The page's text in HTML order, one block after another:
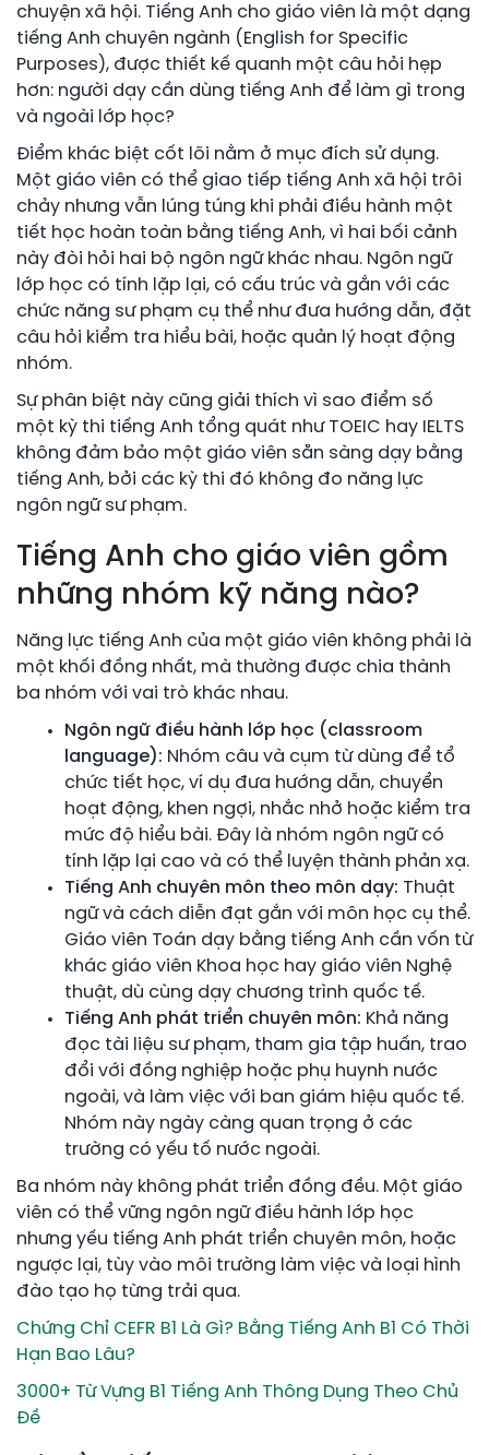
chuyện xã hội. Tiếng Anh cho giáo viên là một dạng
tiếng Anh chuyên ngành (English for Specific
Purposes), được thiết kế quanh một câu hỏi hẹp
hơn: người dạy cần dùng tiếng Anh để làm gì trong
và ngoài lớp học?
Điểm khác biệt cốt lõi nằm ở mục đích sử dụng.
Một giáo viên có thể giao tiếp tiếng Anh xã hội trôi
chảy nhưng vẫn lúng túng khi phải điều hành một
tiết học hoàn toàn bằng tiếng Anh, vì hai bối cảnh
này đòi hỏi hai bộ ngôn ngữ khác nhau. Ngôn ngữ
lớp học có tính lặp lại, có cấu trúc và gắn với các
chức năng sư phạm cụ thể như đưa hướng dẫn, đặt
câu hỏi kiểm tra hiểu bài, hoặc quản lý hoạt động
nhóm.
Sự phân biệt này cũng giải thích vì sao điểm số
một kỳ thi tiếng Anh tổng quát như TOEIC hay IELTS
không đảm bảo một giáo viên sẵn sàng dạy bằng
tiếng Anh, bởi các kỳ thi đó không đo năng lực
ngôn ngữ sư phạm.
Tiếng Anh cho giáo viên gồm
những nhóm kỹ năng nào?
Năng lực tiếng Anh của một giáo viên không phải là
một khối đồng nhất, mà thường được chia thành
ba nhóm với vai trò khác nhau.
Ngôn ngữ điều hành lớp học (classroom
language): Nhóm câu và cụm từ dùng để tổ
chức tiết học, ví dụ đưa hướng dẫn, chuyển
hoạt động, khen ngợi, nhắc nhở hoặc kiểm tra
mức độ hiểu bài. Đây là nhóm ngôn ngữ có
tính lặp lại cao và có thể luyện thành phản xạ.
Tiếng Anh chuyên môn theo môn dạy: Thuật
ngữ và cách diễn đạt gắn với môn học cụ thể.
Giáo viên Toán dạy bằng tiếng Anh cần vốn từ
khác giáo viên Khoa học hay giáo viên Nghệ
thuật, dù cùng dạy chương trình quốc tế.
Tiếng Anh phát triển chuyên môn: Khả năng
đọc tài liệu sư phạm, tham gia tập huấn, trao
đổi với đồng nghiệp hoặc phụ huynh nước
ngoài, và làm việc với ban giám hiệu quốc tế.
Nhóm này ngày càng quan trọng ở các
trường có yếu tố nước ngoài.
Ba nhóm này không phát triển đồng đều. Một giáo
viên có thể vững ngôn ngữ điều hành lớp học
nhưng yếu tiếng Anh phát triển chuyên môn, hoặc
ngược lại, tùy vào môi trường làm việc và loại hình
đào tạo họ từng trải qua.
Chứng Chỉ CEFR B1 Là Gì? Bằng Tiếng Anh B1 Có Thời
Hạn Bao Lâu?
3000+ Từ Vựng B1 Tiếng Anh Thông Dụng Theo Chủ
Đề